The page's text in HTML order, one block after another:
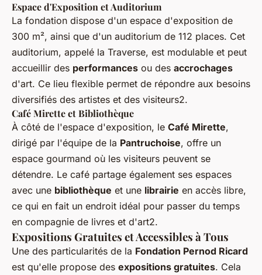
Espace d'Exposition et Auditorium
La fondation dispose d'un espace d'exposition de
300 m², ainsi que d'un auditorium de 112 places. Cet
auditorium, appelé la Traverse, est modulable et peut
accueillir des performances ou des accrochages
d'art. Ce lieu flexible permet de répondre aux besoins
diversifiés des artistes et des visiteurs2.
Café Mirette et Bibliothèque
À côté de l'espace d'exposition, le Café Mirette,
dirigé par l'équipe de la Pantruchoise, offre un
espace gourmand où les visiteurs peuvent se
détendre. Le café partage également ses espaces
avec une bibliothèque et une librairie en accès libre,
ce qui en fait un endroit idéal pour passer du temps
en compagnie de livres et d'art2.
Expositions Gratuites et Accessibles à Tous
Une des particularités de la Fondation Pernod Ricard
est qu'elle propose des expositions gratuites. Cela